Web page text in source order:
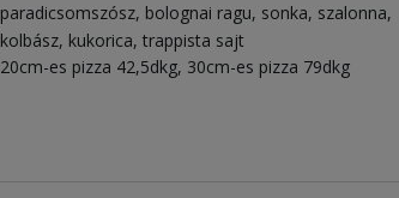
paradicsomszósz bolognai ragu sonka szalonna
kolbász kukorica trappista sajt
20cm-es pizza 42,5dkg, 30cm-es pizza 79dkg